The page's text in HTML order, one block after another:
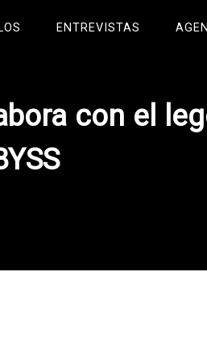
ENTREVISTAS
con el